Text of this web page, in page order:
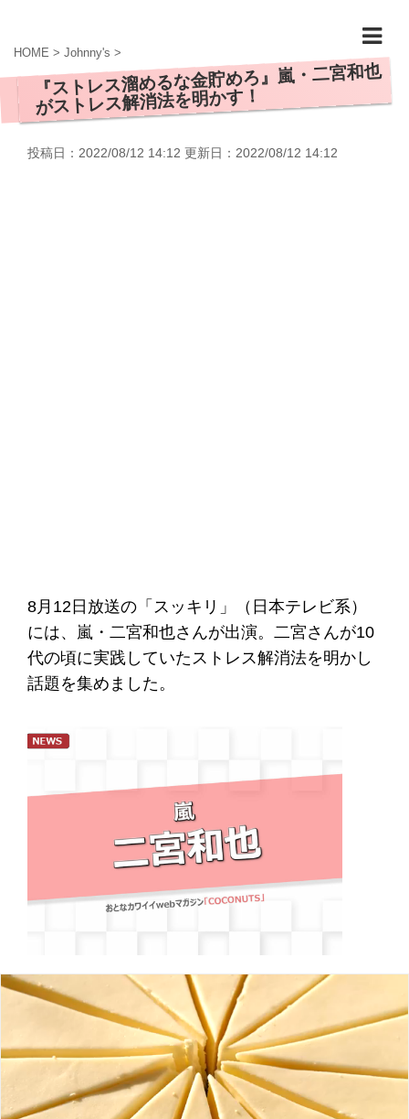
HOME > Johnny's >
『ストレス溜めるな金貯めろ』嵐・二宮和也
がストレス解消法を明かす！
投稿日：2022/08/12 14:12 更新日： 2022/08/12 14:12
8月12日放送の「スッキリ」（日本テレビ系）
には、嵐・二宮和也さんが出演。二宮さんが10
代の頃に実践していたストレス解消法を明かし
話題を集めました。